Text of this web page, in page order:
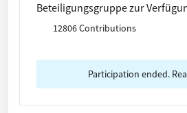
Beteiligungsgruppe zur
fließen in die Empfehlung für
und Meinungsbild zum Karl-
vom 28.4. - 15.5.2021
12806 Contributions
Participation ended.